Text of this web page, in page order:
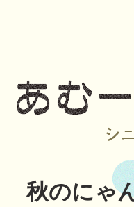
秋のにゃ